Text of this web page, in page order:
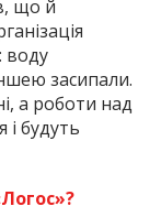
що й
воду
засипали.
а роботи над
будуть